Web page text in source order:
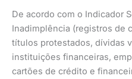
De acordo com o Indicador
Inadimplência (registros de
títulos protestados, dívidas
instituições financeiras,
cartões de crédito e